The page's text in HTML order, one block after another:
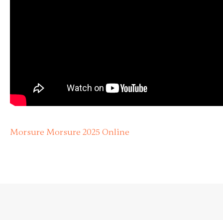
Morsure Morsure 2025 Online